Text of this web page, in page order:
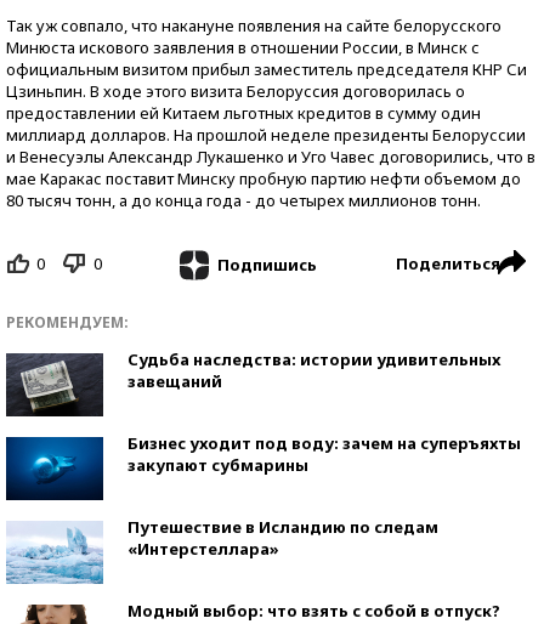
Так уж совпало, что накануне появления на сайте белорусского
Минюста искового заявления в отношении России, в Минск с
официальным визитом прибыл заместитель председателя КНР Си
Цзиньпин. В ходе этого визита Белоруссия договорилась о
предоставлении ей Китаем льготных кредитов в сумму один
миллиард долларов. На прошлой неделе президенты Белоруссии
и Венесуэлы Александр Лукашенко и Уго Чавес договорились, что в
мае Каракас поставит Минску пробную партию нефти объемом до
80 тысяч тонн, а до конца года - до четырех миллионов тонн.
0 0 Подпишись Поделиться
РЕКОМЕНДУЕМ:
Судьба наследства: истории удивительных
завещаний
Бизнес уходит под воду: зачем на суперъяхты
закупают субмарины
Путешествие в Исландию по следам
«Интерстеллара»
Модный выбор: что взять с собой в отпуск?